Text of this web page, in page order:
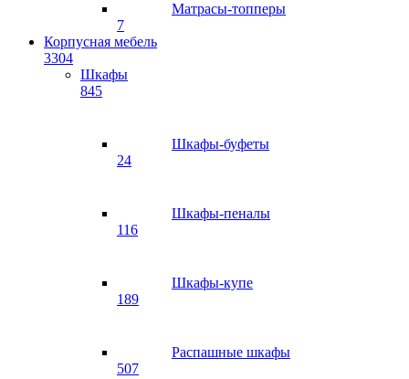
Матрасы-топперы
7
Корпусная мебель
3304
Шкафы
845
Шкафы-буфеты
24
Шкафы-пеналы
116
Шкафы-купе
189
Распашные шкафы
507